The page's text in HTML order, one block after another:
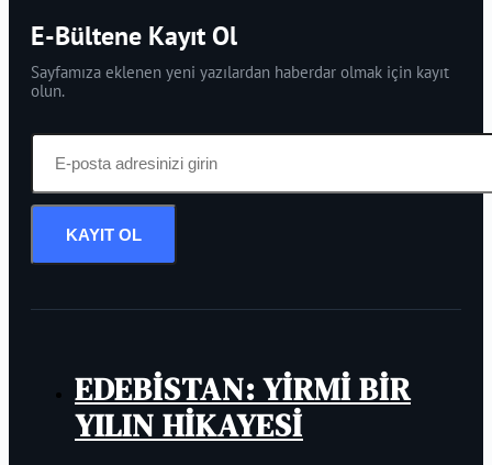
E-Bültene Kayıt Ol
Sayfamıza eklenen yeni yazılardan haberdar olmak için kayıt
olun.
KAYIT OL
EDEBİSTAN: YİRMİ BİR
YILIN HİKAYESİ